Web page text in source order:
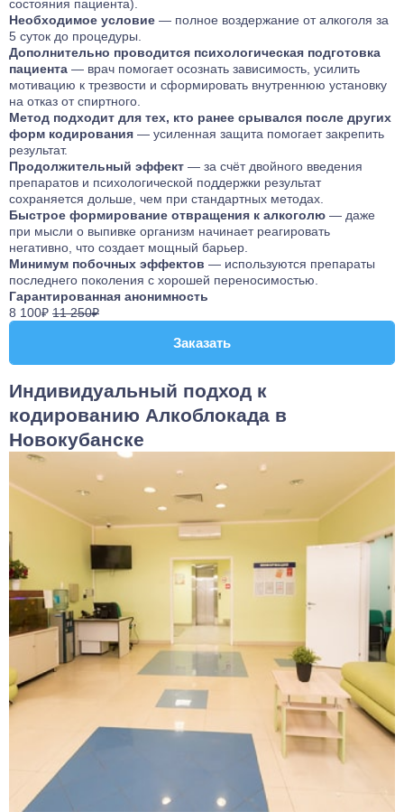
состояния пациента).
Необходимое условие — полное воздержание от алкоголя за
5 суток до процедуры.
Дополнительно проводится психологическая подготовка
пациента — врач помогает осознать зависимость, усилить
мотивацию к трезвости и сформировать внутреннюю установку
на отказ от спиртного.
Метод подходит для тех, кто ранее срывался после других
форм кодирования — усиленная защита помогает закрепить
результат.
Продолжительный эффект — за счёт двойного введения
препаратов и психологической поддержки результат
сохраняется дольше, чем при стандартных методах.
Быстрое формирование отвращения к алкоголю — даже
при мысли о выпивке организм начинает реагировать
негативно, что создает мощный барьер.
Минимум побочных эффектов — используются препараты
последнего поколения с хорошей переносимостью.
Гарантированная анонимность
8 100₽ 11 250₽
Заказать
Заказать
Индивидуальный подход к
кодированию Алкоблокада в
Новокубанске